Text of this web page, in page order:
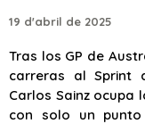
19 d'abril de 2025
Tras los GP de
carreras al Sprint
Carlos Sainz ocupa
con solo un